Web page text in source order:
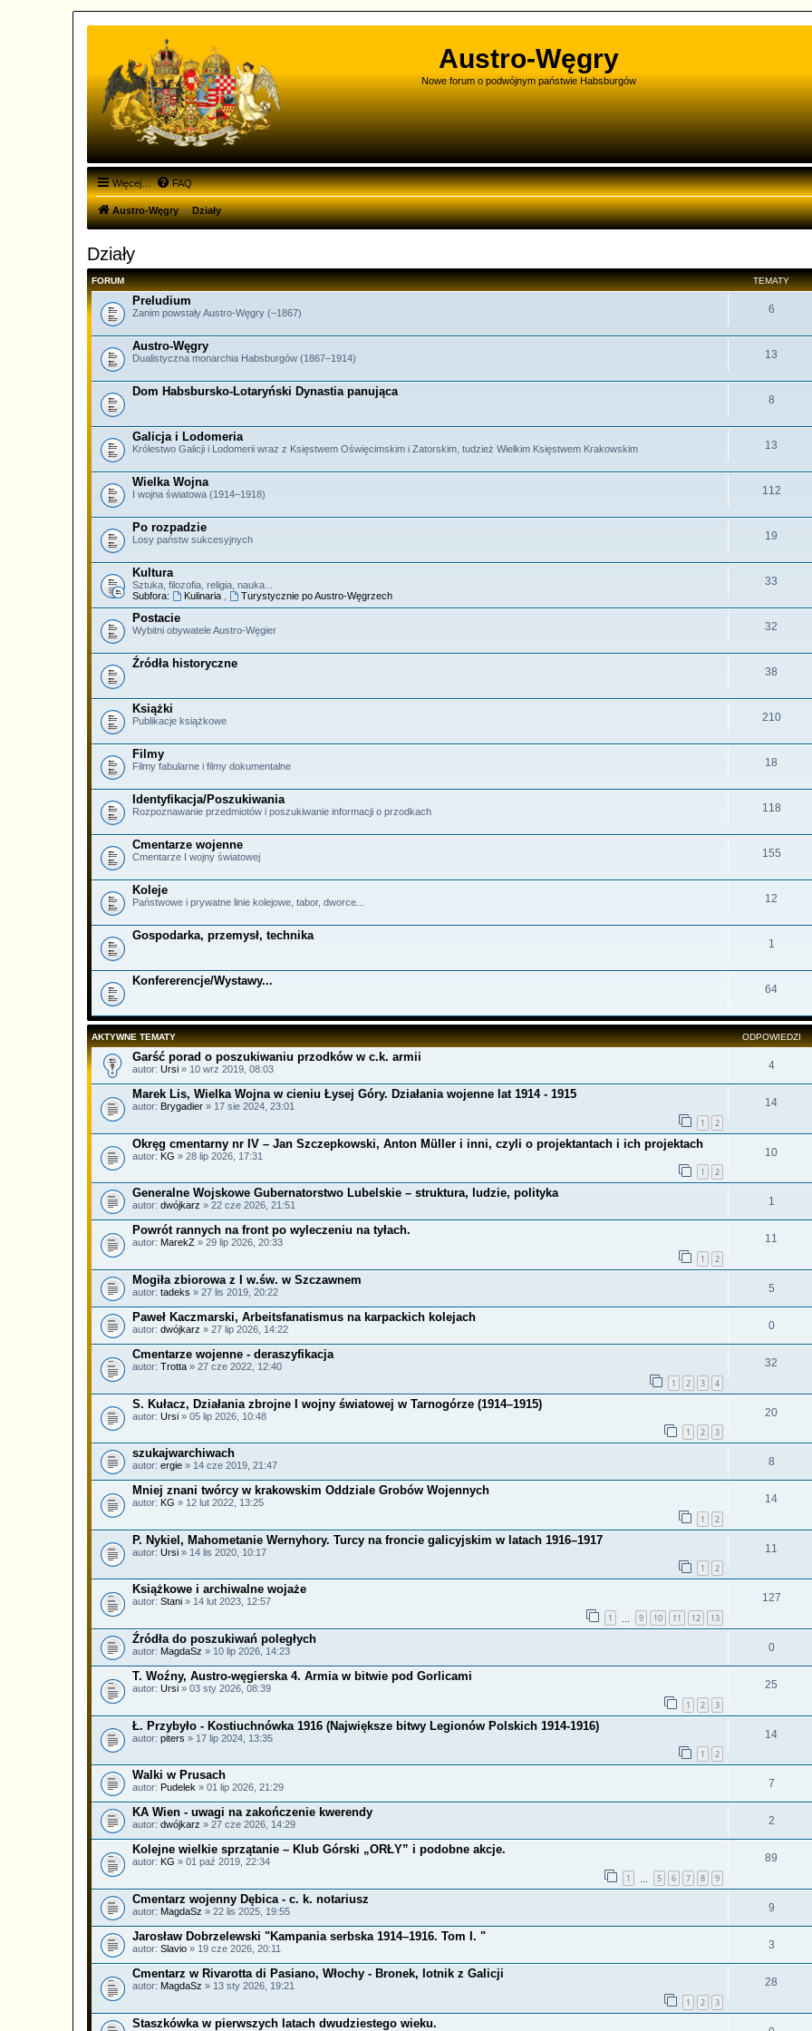
Austro-Węgry
Nowe forum o podwójnym państwie Habsburgów
Więcej… FAQ
Austro-Węgry Działy
Działy
FORUM TEMATY
Preludium
Zanim powstały Austro-Węgry (–1867) 6
Austro-Węgry
Dualistyczna monarchia Habsburgów (1867–1914) 13
Dom Habsbursko-Lotaryński Dynastia panująca
8
Galicja i Lodomeria
Królestwo Galicji i Lodomerii wraz z Księstwem Oświęcimskim i Zatorskim, tudzież Wielkim Księstwem Krakowskim 13
Wielka Wojna
I wojna światowa (1914–1918) 112
Po rozpadzie
Losy państw sukcesyjnych 19
Kultura
Sztuka, filozofia, religia, nauka...
Subfora:
Kulinaria Turystycznie po Austro-Węgrzech
33
Postacie
Wybitni obywatele Austro-Węgier 32
Źródła historyczne
38
Książki
Publikacje książkowe 210
Filmy
Filmy fabularne i filmy dokumentalne 18
Identyfikacja/Poszukiwania
Rozpoznawanie przedmiotów i poszukiwanie informacji o przodkach 118
Cmentarze wojenne
Cmentarze I wojny światowej 155
Koleje
Państwowe i prywatne linie kolejowe, tabor, dworce... 12
Gospodarka, przemysł, technika
1
Konfererencje/Wystawy...
64
AKTYWNE TEMATY ODPOWIEDZI
Garść porad o poszukiwaniu przodków w c.k. armii
autor: Ursi » 10 wrz 2019, 08:03 4
Marek Lis, Wielka Wojna w cieniu Łysej Góry. Działania wojenne lat 1914 - 1915
autor: Brygadier » 17 sie 2024, 23:01
1 2
14
Okręg cmentarny nr IV – Jan Szczepkowski, Anton Müller i inni, czyli o projektantach i ich projektach
autor: KG » 28 lip 2026, 17:31
1 2
10
Generalne Wojskowe Gubernatorstwo Lubelskie – struktura, ludzie, polityka
autor: dwójkarz » 22 cze 2026, 21:51 1
Powrót rannych na front po wyleczeniu na tyłach.
autor: MarekZ » 29 lip 2026, 20:33
1 2
11
Mogiła zbiorowa z I w.św. w Szczawnem
autor: tadeks » 27 lis 2019, 20:22 5
Paweł Kaczmarski, Arbeitsfanatismus na karpackich kolejach
autor: dwójkarz » 27 lip 2026, 14:22 0
Cmentarze wojenne - deraszyfikacja
autor: Trotta » 27 cze 2022, 12:40
1 2 3 4
32
S. Kułacz, Działania zbrojne I wojny światowej w Tarnogórze (1914–1915)
autor: Ursi » 05 lip 2026, 10:48
1 2 3
20
szukajwarchiwach
autor: ergie » 14 cze 2019, 21:47 8
Mniej znani twórcy w krakowskim Oddziale Grobów Wojennych
autor: KG » 12 lut 2022, 13:25
1 2
14
P. Nykiel, Mahometanie Wernyhory. Turcy na froncie galicyjskim w latach 1916–1917
autor: Ursi » 14 lis 2020, 10:17
1 2
11
Książkowe i archiwalne wojaże
autor: Stani » 14 lut 2023, 12:57
1 9 10 11 12 13
127
Źródła do poszukiwań poległych
autor: MagdaSz » 10 lip 2026, 14:23 0
T. Woźny, Austro-węgierska 4. Armia w bitwie pod Gorlicami
autor: Ursi » 03 sty 2026, 08:39
1 2 3
25
Ł. Przybyło - Kostiuchnówka 1916 (Największe bitwy Legionów Polskich 1914-1916)
autor: piters » 17 lip 2024, 13:35
1 2
14
Walki w Prusach
autor: Pudelek » 01 lip 2026, 21:29 7
KA Wien - uwagi na zakończenie kwerendy
autor: dwójkarz » 27 cze 2026, 14:29 2
Kolejne wielkie sprzątanie – Klub Górski „ORŁY” i podobne akcje.
autor: KG » 01 paź 2019, 22:34
1 5 6 7 8 9
89
Cmentarz wojenny Dębica - c. k. notariusz
autor: MagdaSz » 22 lis 2025, 19:55 9
Jarosław Dobrzelewski "Kampania serbska 1914–1916. Tom I. "
autor: Slavio » 19 cze 2026, 20:11 3
Cmentarz w Rivarotta di Pasiano, Włochy - Bronek, lotnik z Galicji
autor: MagdaSz » 13 sty 2026, 19:21
1 2 3
28
Staszkówka w pierwszych latach dwudziestego wieku.